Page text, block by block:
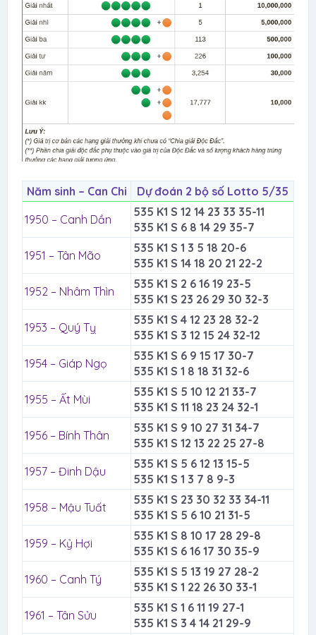
Năm sinh – Can Chi
Dự đoán 2 bộ số Lotto 5/35
1950 – Canh Dần
535 K1 S 12 14 23 33 35-11
535 K1 S 6 8 14 29 35-7
1951 – Tân Mão
535 K1 S 1 3 5 18 20-6
535 K1 S 14 18 20 21 22-2
1952 – Nhâm Thìn
535 K1 S 2 6 16 19 23-5
535 K1 S 23 26 29 30 32-3
1953 – Quý Tỵ
535 K1 S 4 12 23 28 32-2
535 K1 S 3 12 15 24 32-12
1954 – Giáp Ngọ
535 K1 S 6 9 15 17 30-7
535 K1 S 1 8 18 31 32-6
1955 – Ất Mùi
535 K1 S 5 10 12 21 33-7
535 K1 S 11 18 23 24 32-1
1956 – Bính Thân
535 K1 S 9 10 27 31 34-7
535 K1 S 12 13 22 25 27-8
1957 – Đinh Dậu
535 K1 S 5 6 12 13 15-5
535 K1 S 1 3 7 8 9-3
1958 – Mậu Tuất
535 K1 S 23 30 32 33 34-11
535 K1 S 5 6 10 21 31-5
1959 – Kỷ Hợi
535 K1 S 8 10 17 28 29-8
535 K1 S 6 16 17 30 35-9
1960 – Canh Tý
535 K1 S 5 13 19 27 28-2
535 K1 S 1 22 26 30 33-1
1961 – Tân Sửu
535 K1 S 1 6 11 19 27-1
535 K1 S 3 4 14 21 29-9